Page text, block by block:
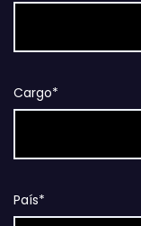
Cargo*
País*